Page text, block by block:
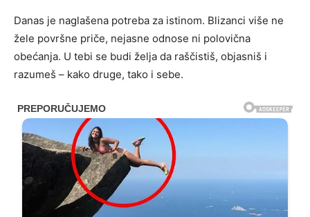
Danas je naglašena potreba za istinom. Blizanci više ne
žele površne priče, nejasne odnose ni polovična
obećanja. U tebi se budi želja da raščistiš, objasniš i
razumeš – kako druge, tako i sebe.